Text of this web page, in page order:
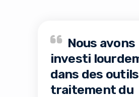
Nous avons
investi
dans des
traitement du